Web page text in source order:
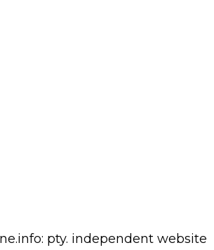
pty. independent website